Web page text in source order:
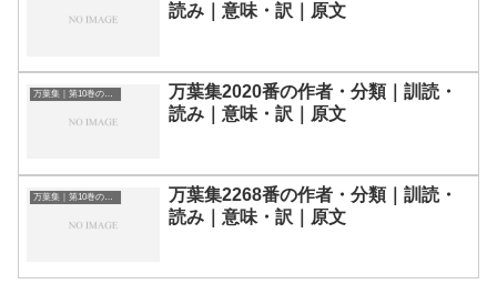
読み｜意味・訳｜原文
万葉集｜第10巻の和歌一覧
万葉集2020番の作者・分類｜訓読・
読み｜意味・訳｜原文
万葉集｜第10巻の和歌一覧
万葉集2268番の作者・分類｜訓読・
読み｜意味・訳｜原文